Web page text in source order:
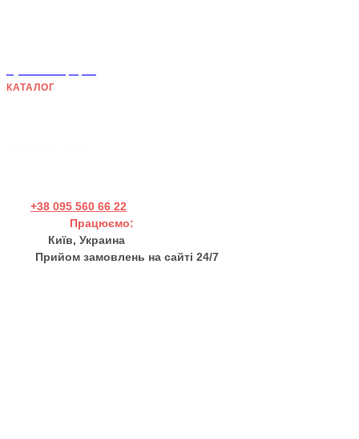
КАТАЛОГ
+38 095 560 66 22
Працюємо:
Київ, Украина
Прийом замовлень на сайті 24/7